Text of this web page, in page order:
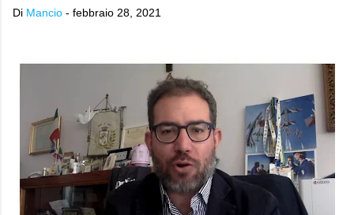
Di Mancio - febbraio 28, 2021